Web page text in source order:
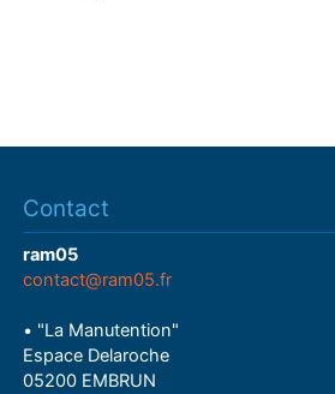
Contact
ram05
contact@ram05.fr
• "La Manutention"
Espace Delaroche
05200 EMBRUN